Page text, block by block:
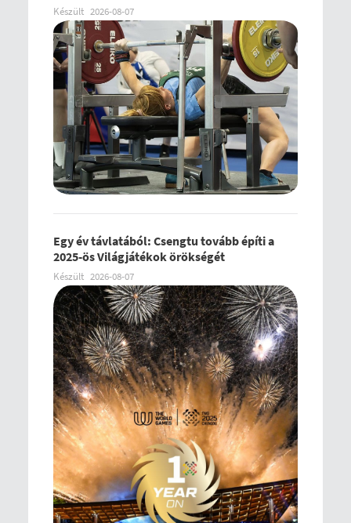
Készült 2026-08-07
Egy év távlatából: Csengtu tovább építi a
2025-ös Világjátékok örökségét
Készült 2026-08-07